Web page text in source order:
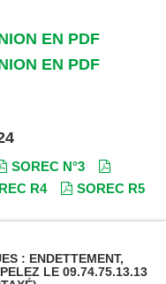
EN PDF
EN PDF
SOREC N°3
R4 SOREC R5
: ENDETTEMENT,
LE 09.74.75.13.13